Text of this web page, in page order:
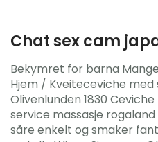
Chat sex cam
Bekymret for barna
Hjem / Kveiteceviche med
Olivenlunden 1830
service massasje
såre enkelt og smaker